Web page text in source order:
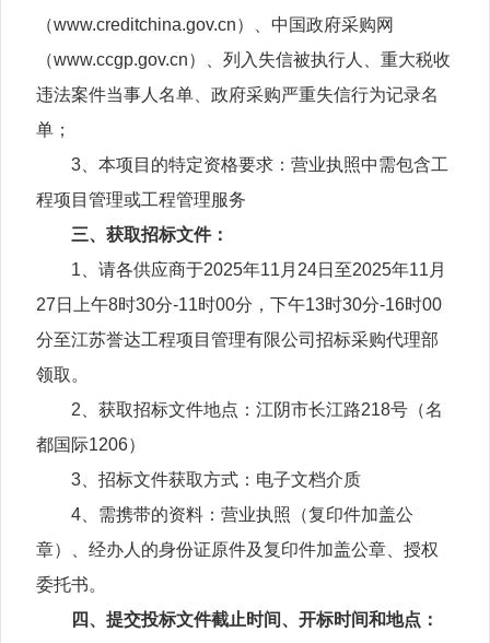
（www.creditchina.gov.cn）、中国政府采购网
（www.ccgp.gov.cn）、列入失信被执行人、重大税收
违法案件当事人名单、政府采购严重失信行为记录名
单；
3、本项目的特定资格要求：营业执照中需包含工
程项目管理或工程管理服务
三、获取招标文件：
1、请各供应商于2025年11月24日至2025年11月
27日上午8时30分-11时00分，下午13时30分-16时00
分至江苏誉达工程项目管理有限公司招标采购代理部
领取。
2、获取招标文件地点：江阴市长江路218号（名
都国际1206）
3、招标文件获取方式：电子文档介质
4、需携带的资料：营业执照（复印件加盖公
章）、经办人的身份证原件及复印件加盖公章、授权
委托书。
四、提交投标文件截止时间、开标时间和地点：